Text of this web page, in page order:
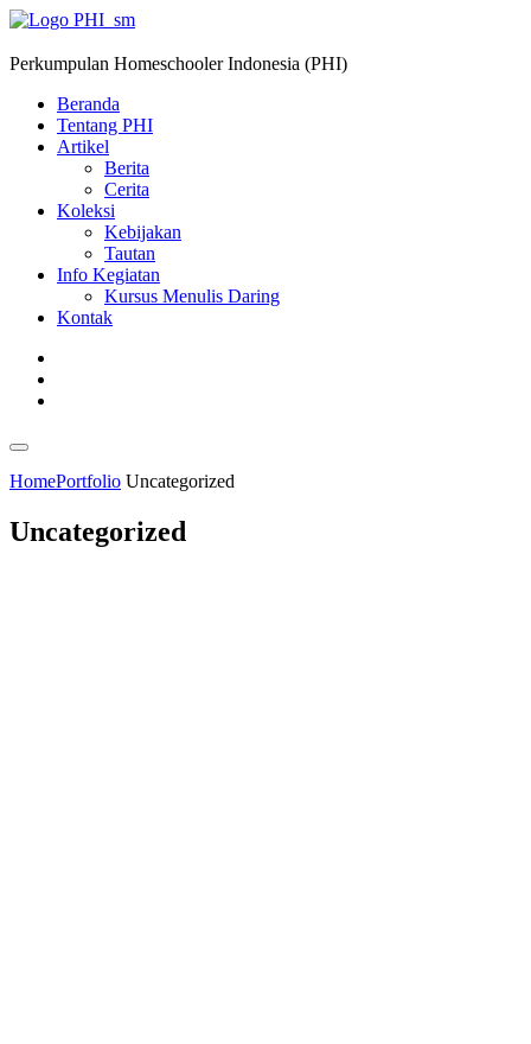
Perkumpulan Homeschooler Indonesia (PHI)
Beranda
Tentang PHI
Artikel
Berita
Cerita
Koleksi
Kebijakan
Tautan
Info Kegiatan
Kursus Menulis Daring
Kontak
HomePortfolio Uncategorized
Uncategorized